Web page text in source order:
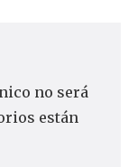
no será
están